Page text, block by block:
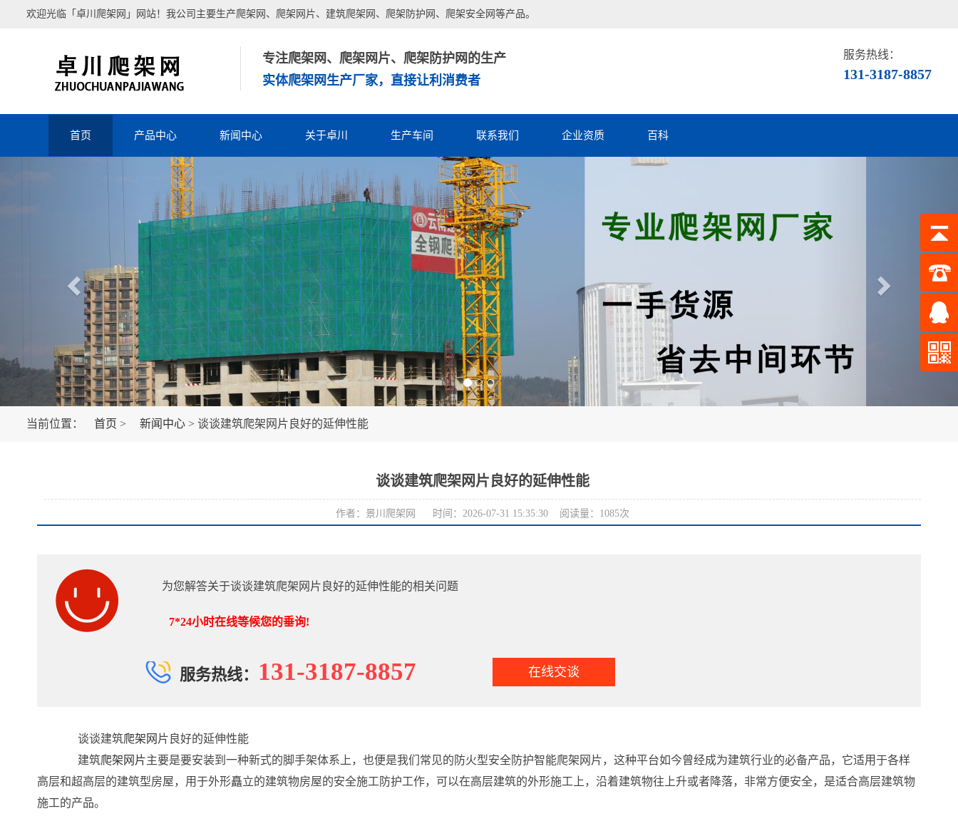
欢迎光临「卓川爬架网」网站！ 我公司主要生产爬架网、爬架网片、建筑爬架网、爬架防护网、爬架安全网等产品。
专注爬架网、爬架网片、爬架防护网的生产
实体爬架网生产厂家，直接让利消费者
服务热线：
131-3187-8857
首页 产品中心 新闻中心 关于卓川 生产车间 联系我们 企业资质 百科
当前位置： 首页 > 新闻中心 > 谈谈建筑爬架网片良好的延伸性能
谈谈建筑爬架网片良好的延伸性能
作者：景川爬架网 时间：2026-07-31 15:35:30 阅读量：1085次
为您解答关于谈谈建筑爬架网片良好的延伸性能的相关问题
7*24小时在线等候您的垂询!
服务热线： 131-3187-8857 在线交谈
谈谈建筑爬架网 片良好的延伸性能
建筑爬架网片主要是要安装到一种新式的脚手架体系上，也便是我们常见的防火型安全防护智能爬架网片，这种平台如今曾经成为建筑行业的必备产品，它适用于各样
高层和超高层的建筑型房屋，用于外形矗立的建筑物房屋的安全施工防护工作，可以在高层建筑的外形施工上，沿着建筑物往上升或者降落，非常方便安全，是适合高层建筑物
施工的产品。